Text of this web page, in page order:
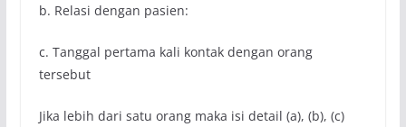
b. Relasi dengan pasien:
c. Tanggal pertama kali kontak dengan orang
tersebut
Jika lebih dari satu orang maka isi detail (a), (b), (c)